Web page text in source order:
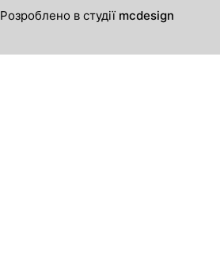
Розроблено в студії mcdesign